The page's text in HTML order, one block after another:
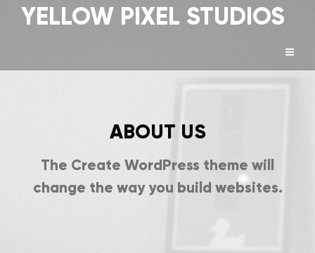
YELLOW PIXEL STUDIOS
ABOUT US
The Create WordPress theme will
change the way you build websites.